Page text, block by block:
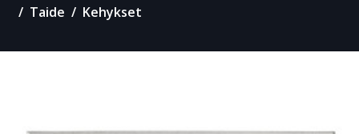
Taide Kehykset